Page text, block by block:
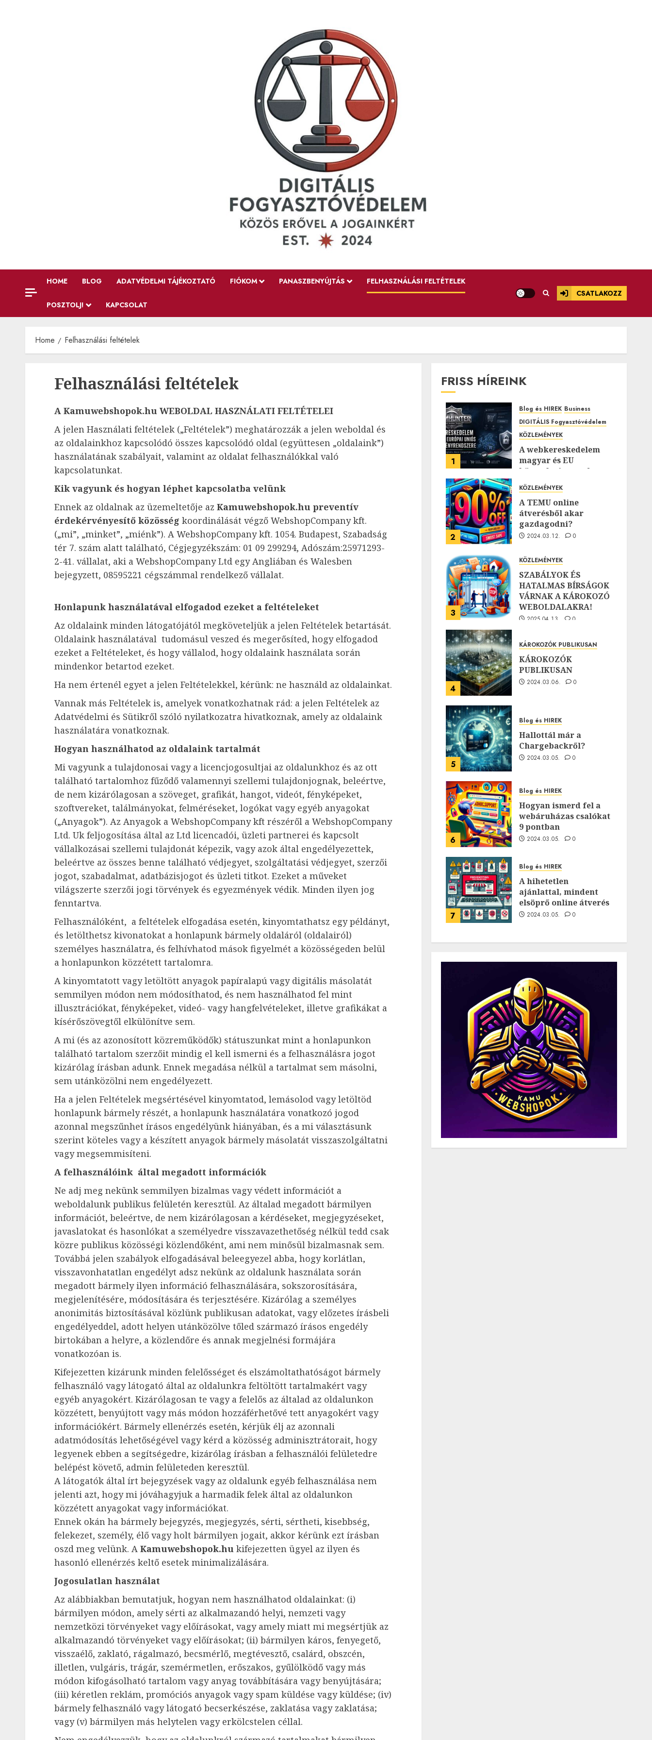
HOME BLOG ADATVÉDELMI TÁJÉKOZTATÓ FIÓKOM PANASZBENYÚJTÁS FELHASZNÁLÁSI FELTÉTELEK
POSZTOLJ! KAPCSOLAT
CSATLAKOZZ
Home Felhasználási feltételek
Felhasználási feltételek
A Kamuwebshopok.hu WEBOLDAL HASZNÁLATI FELTÉTELEI
A jelen Használati feltételek („Feltételek”) meghatározzák a jelen weboldal és
az oldalainkhoz kapcsolódó összes kapcsolódó oldal (együttesen „oldalaink”)
használatának szabályait, valamint az oldalat felhasználókkal való
kapcsolatunkat.
Kik vagyunk és hogyan léphet kapcsolatba velünk
Ennek az oldalnak az üzemeltetője az Kamuwebshopok.hu preventív
érdekérvényesítő közösség koordinálását végző WebshopCompany kft.
(„mi”, „minket”, „miénk”). A WebshopCompany kft. 1054. Budapest, Szabadság
tér 7. szám alatt található, Cégjegyzékszám: 01 09 299294, Adószám:25971293-
2-41. vállalat, aki a WebshopCompany Ltd egy Angliában és Walesben
bejegyzett, 08595221 cégszámmal rendelkező vállalat.
Honlapunk használatával elfogadod ezeket a feltételeket
Az oldalaink minden látogatójától megköveteljük a jelen Feltételek betartását.
Oldalaink használatával tudomásul veszed és megerősíted, hogy elfogadod
ezeket a Feltételeket, és hogy vállalod, hogy oldalaink használata során
mindenkor betartod ezeket.
Ha nem értenél egyet a jelen Feltételekkel, kérünk: ne használd az oldalainkat.
Vannak más Feltételek is, amelyek vonatkozhatnak rád: a jelen Feltételek az
Adatvédelmi és Sütikről szóló nyilatkozatra hivatkoznak, amely az oldalaink
használatára vonatkoznak.
Hogyan használhatod az oldalaink tartalmát
Mi vagyunk a tulajdonosai vagy a licencjogosultjai az oldalunkhoz és az ott
található tartalomhoz fűződő valamennyi szellemi tulajdonjognak, beleértve,
de nem kizárólagosan a szöveget, grafikát, hangot, videót, fényképeket,
szoftvereket, találmányokat, felméréseket, logókat vagy egyéb anyagokat
(„Anyagok”). Az Anyagok a WebshopCompany kft részéről a WebshopCompany
Ltd. Uk feljogosítása által az Ltd licencadói, üzleti partnerei és kapcsolt
vállalkozásai szellemi tulajdonát képezik, vagy azok által engedélyezettek,
beleértve az összes benne található védjegyet, szolgáltatási védjegyet, szerzői
jogot, szabadalmat, adatbázisjogot és üzleti titkot. Ezeket a műveket
világszerte szerzői jogi törvények és egyezmények védik. Minden ilyen jog
fenntartva.
Felhasználóként, a feltételek elfogadása esetén, kinyomtathatsz egy példányt,
és letölthetsz kivonatokat a honlapunk bármely oldaláról (oldalairól)
személyes használatra, és felhívhatod mások figyelmét a közösségeden belül
a honlapunkon közzétett tartalomra.
A kinyomtatott vagy letöltött anyagok papíralapú vagy digitális másolatát
semmilyen módon nem módosíthatod, és nem használhatod fel mint
illusztrációkat, fényképeket, videó- vagy hangfelvételeket, illetve grafikákat a
kísérőszövegtől elkülönítve sem.
A mi (és az azonosított közreműködők) státuszunkat mint a honlapunkon
található tartalom szerzőit mindig el kell ismerni és a felhasználásra jogot
kizárólag írásban adunk. Ennek megadása nélkül a tartalmat sem másolni,
sem utánközölni nem engedélyezett.
Ha a jelen Feltételek megsértésével kinyomtatod, lemásolod vagy letöltöd
honlapunk bármely részét, a honlapunk használatára vonatkozó jogod
azonnal megszűnhet írásos engedélyünk hiányában, és a mi választásunk
szerint köteles vagy a készített anyagok bármely másolatát visszaszolgáltatni
vagy megsemmisíteni.
A felhasználóink által megadott információk
Ne adj meg nekünk semmilyen bizalmas vagy védett információt a
weboldalunk publikus felületén keresztül. Az általad megadott bármilyen
információt, beleértve, de nem kizárólagosan a kérdéseket, megjegyzéseket,
javaslatokat és hasonlókat a személyedre visszavazethetőség nélkül tedd csak
közre publikus közösségi közlendőként, ami nem minősül bizalmasnak sem.
Továbbá jelen szabályok elfogadásával beleegyezel abba, hogy korlátlan,
visszavonhatatlan engedélyt adsz nekünk az oldalunk használata során
megadott bármely ilyen információ felhasználására, sokszorosítására,
megjelenítésére, módosítására és terjesztésére. Kizárólag a személyes
anonimitás biztosításával közlünk publikusan adatokat, vagy előzetes írásbeli
engedélyeddel, adott helyen utánközölve tőled származó írásos engedély
birtokában a helyre, a közlendőre és annak megjelnési formájára
vonatkozóan is.
Kifejezetten kizárunk minden felelősséget és elszámoltathatóságot bármely
felhasználó vagy látogató által az oldalunkra feltöltött tartalmakért vagy
egyéb anyagokért. Kizárólagosan te vagy a felelős az általad az oldalunkon
közzétett, benyújtott vagy más módon hozzáférhetővé tett anyagokért vagy
információkért. Bármely ellenérzés esetén, kérjük élj az azonnali
adatmódosítás lehetőségével vagy kérd a közösség adminisztrátorait, hogy
legyenek ebben a segítségedre, kizárólag írásban a felhasználói felületedre
belépést követő, admin felületeden keresztül.
A látogatók által írt bejegyzések vagy az oldalunk egyéb felhasználása nem
jelenti azt, hogy mi jóváhagyjuk a harmadik felek által az oldalunkon
közzétett anyagokat vagy információkat.
Ennek okán ha bármely bejegyzés, megjegyzés, sérti, sértheti, kisebbség,
felekezet, személy, élő vagy holt bármilyen jogait, akkor kérünk ezt írásban
oszd meg velünk. A Kamuwebshopok.hu kifejezetten ügyel az ilyen és
hasonló ellenérzés keltő esetek minimalizálására.
Jogosulatlan használat
Az alábbiakban bemutatjuk, hogyan nem használhatod oldalainkat: (i)
bármilyen módon, amely sérti az alkalmazandó helyi, nemzeti vagy
nemzetközi törvényeket vagy előírásokat, vagy amely miatt mi megsértjük az
alkalmazandó törvényeket vagy előírásokat; (ii) bármilyen káros, fenyegető,
visszaélő, zaklató, rágalmazó, becsmérlő, megtévesztő, csalárd, obszcén,
illetlen, vulgáris, trágár, szemérmetlen, erőszakos, gyűlölködő vagy más
módon kifogásolható tartalom vagy anyag továbbítására vagy benyújtására;
(iii) kéretlen reklám, promóciós anyagok vagy spam küldése vagy küldése; (iv)
bármely felhasználó vagy látogató becserkészése, zaklatása vagy zaklatása;
vagy (v) bármilyen más helytelen vagy erkölcstelen céllal.
FRISS HÍREINK
1
Blog és HIREK Business
DIGITÁLIS Fogyasztóvédelem
KÖZLEMÉNYEK
A webkereskedelem
magyar és EU
követelményrendszere
2026.06.05.
2
KÖZLEMÉNYEK
A TEMU online
átverésből akar
gazdagodni?
2024.03.12. 0
3
KÖZLEMÉNYEK
SZABÁLYOK ÉS
HATALMAS BÍRSÁGOK
VÁRNAK A KÁROKOZÓ
WEBOLDALAKRA!
2025.04.13. 0
4
KÁROKOZÓK PUBLIKUSAN
KÁROKOZÓK
PUBLIKUSAN
2024.03.06. 0
5
Blog és HIREK
Hallottál már a
Chargebackről?
2024.03.05. 0
6
Blog és HIREK
Hogyan ismerd fel a
webáruházas csalókat
9 pontban
2024.03.05. 0
7
Blog és HIREK
A hihetetlen
ajánlattal, mindent
elsöprő online átverés
2024.03.05. 0